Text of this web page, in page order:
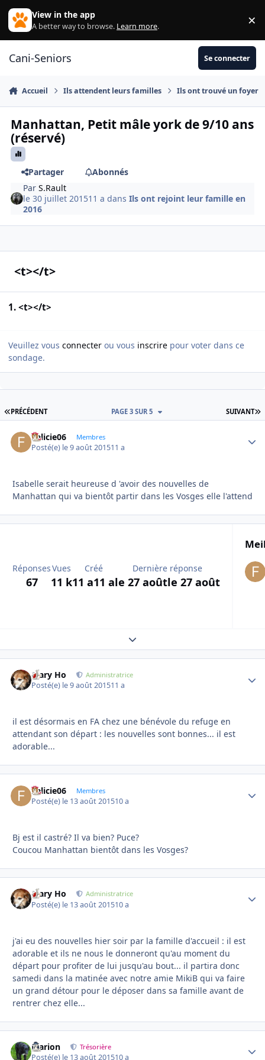
Aller au contenu
View in the app
A better way to browse. Learn more. ×
Cani-Seniors Se connecter
Accueil Ils attendent leurs familles Ils ont trouvé un foyer
Manhattan, Petit mâle york de 9/10 ans
(réservé)
Partager
Abonnés
ParS.Rault
le 30 juillet 201511 a dansIls ont rejoint leur famille en
2016
<t></t>
1. <t></t>
Veuillez vous connecter ou vous inscrire pour voter dans ce
sondage.
PREMIÈRE PAGE
PRÉCÉDENT SUIVANT
PAGE 3 SUR 5
Felicie06 Membres
Posté(e) le 9 août 201511 a
Isabelle serait heureuse d 'avoir des nouvelles de
Manhattan qui va bientôt partir dans les Vosges elle l'attend
Réponses
67
Vues
11 k
Créé
11 a11 a
Dernière réponse
le 27 aoûtle 27 août
Expand topic overview
Mary Ho Administratrice
Posté(e) le 9 août 201511 a
il est désormais en FA chez une bénévole du refuge en
attendant son départ : les nouvelles sont bonnes... il est
adorable...
Felicie06 Membres
Posté(e) le 13 août 201510 a
Bj est il castré? Il va bien? Puce?
Coucou Manhattan bientôt dans les Vosges?
Mary Ho Administratrice
Posté(e) le 13 août 201510 a
j'ai eu des nouvelles hier soir par la famille d'accueil : il est
adorable et ils ne nous le donneront qu'au moment du
départ pour profiter de lui jusqu'au bout... il partira donc
samedi dans la matinée avec notre amie MikiB qui va faire
un grand détour pour le déposer dans sa famille avant de
rentrer chez elle...
Marion Trésorière
Posté(e) le 13 août 201510 a